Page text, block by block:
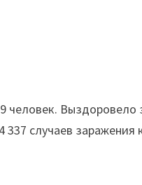
Выздоровело
случаев заражения